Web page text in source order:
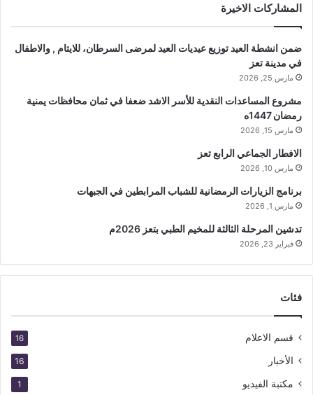
د
ل
إ
ل
ر
ي
المشاركات الاخيرة
ضمن انشطة العيد توزيع عيديات العيد لمرضى السرطان، للايتام , والاطفال
في مدينة تعز
مارس 25, 2026
مشروع المساعدات النقدية للأسر الاشد ضعفا في ثمان محافظات يمنية
رمضان 1447ه
مارس 15, 2026
الافطار الجماعي الرابع تعز
مارس 10, 2026
برنامج الزيارات الرمضانية للشباب المرابطين في الجبهات
مارس 1, 2026
تدشين المرحلة الثالثة للمخيم الطبي بتعز 2026م
فبراير 23, 2026
فئات
قسم الاعلام 16
الأخبار 16
مكتبة الفيديو 1